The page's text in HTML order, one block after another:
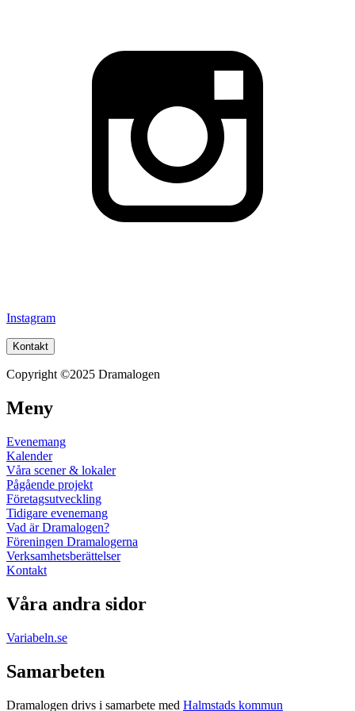
Instagram
Kontakt
Copyright ©2025 Dramalogen
Meny
Evenemang
Kalender
Våra scener & lokaler
Pågående projekt
Företagsutveckling
Tidigare evenemang
Vad är Dramalogen?
Föreningen Dramalogerna
Verksamhetsberättelser
Kontakt
Våra andra sidor
Variabeln.se
Samarbeten
Dramalogen drivs i samarbete med Halmstads kommun